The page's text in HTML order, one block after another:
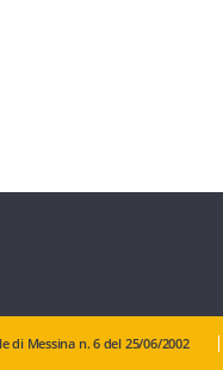
di Messina n. 6 del 25/06/2002